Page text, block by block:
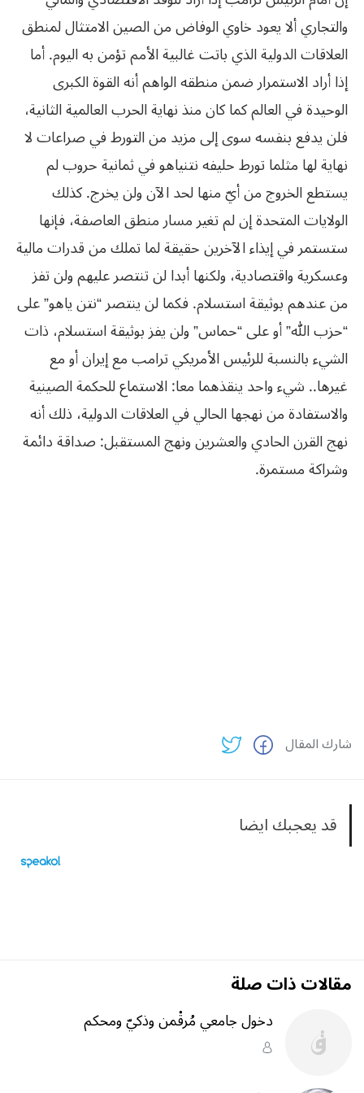
والتجاري ألا يعود خاوي الوفاض من الصين الامتثال لمنطق
العلاقات الدولية الذي باتت غالبية الأمم تؤمن به اليوم. أما
إذا أراد الاستمرار ضمن منطقه الواهم أنه القوة الكبرى
الوحيدة في العالم كما كان منذ نهاية الحرب العالمية الثانية،
فلن يدفع بنفسه سوى إلى مزيد من التورط في صراعات لا
نهاية لها مثلما تورط حليفه نتنياهو في ثمانية حروب لم
يستطع الخروج من أيّ منها لحد الآن ولن يخرج. كذلك
الولايات المتحدة إن لم تغير مسار منطق العاصفة، فإنها
ستستمر في إيذاء الآخرين حقيقة لما تملك من قدرات مالية
وعسكرية واقتصادية، ولكنها أبدا لن تنتصر عليهم ولن تفز
من عندهم بوثيقة استسلام. فكما لن ينتصر “نتن ياهو” على
“حزب الله” أو على “حماس” ولن يفز بوثيقة استسلام، ذات
الشيء بالنسبة للرئيس الأمريكي ترامب مع إيران أو مع
غيرها.. شيء واحد ينقذهما معا: الاستماع للحكمة الصينية
والاستفادة من نهجها الحالي في العلاقات الدولية، ذلك أنه
نهج القرن الحادي والعشرين ونهج المستقبل: صداقة دائمة
وشراكة مستمرة.
شارك المقال
قد يعجبك ايضا
مقالات ذات صلة
دخول جامعي مُرقْمن وذكيّ ومحكم